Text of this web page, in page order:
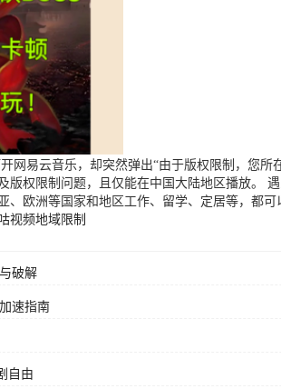
易云音乐，却突然弹出“由于版权限制，您所
权限制问题，且仅能在中国大陆地区播放。
欧洲等国家和地区工作、留学、定居等，都可
视频地域限制
破解
速指南
自由